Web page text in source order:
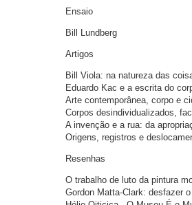
Ensaio
Bill Lundberg
Artigos
Bill Viola: na natureza das
Eduardo Kac e a escrita do
Arte contemporânea, corpo e
Corpos desindividualizados,
A invenção e a rua: da
Origens, registros e
Resenhas
O trabalho de luto da pintura
Gordon Matta-Clark: desfazer